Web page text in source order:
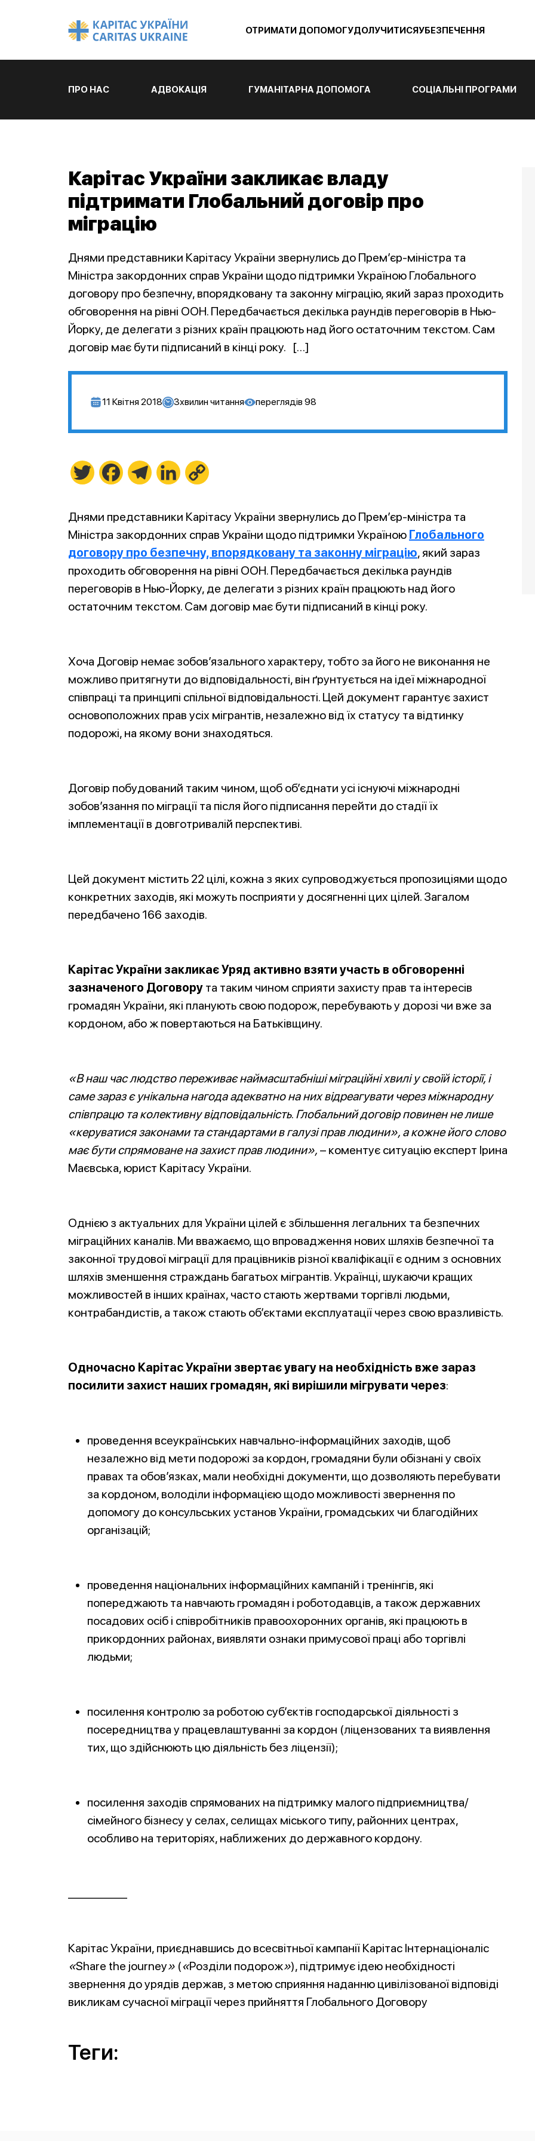
ОТРИМАТИ ДОПОМОГУДОЛУЧИТИСЯУБЕЗПЕЧЕННЯ
ПРО НАС АДВОКАЦІЯ ГУМАНІТАРНА ДОПОМОГА СОЦІАЛЬНІ ПРОГРАМИ
Карітас України закликає владу
підтримати Глобальний договір про
міграцію
Днями представники Карітасу України звернулись до Прем’єр-міністра та
Міністра закордонних справ України щодо підтримки Україною Глобального
договору про безпечну, впорядковану та законну міграцію, який зараз проходить
обговорення на рівні ООН. Передбачається декілька раундів переговорів в Нью-
Йорку, де делегати з різних країн працюють над його остаточним текстом. Сам
договір має бути підписаний в кінці року. […]
11 Квітня 2018 3хвилин читання переглядів 98
Twitter FacebookTelegramLinkedIn
Днями представники Карітасу України звернулись до Прем’єр-міністра та
Міністра закордонних справ України щодо підтримки Україною Глобального
договору про безпечну, впорядковану та законну міграцію, який зараз
проходить обговорення на рівні ООН. Передбачається декілька раундів
переговорів в Нью-Йорку, де делегати з різних країн працюють над його
остаточним текстом. Сам договір має бути підписаний в кінці року.
Хоча Договір немає зобов’язального характеру, тобто за його не виконання не
можливо притягнути до відповідальності, він ґрунтується на ідеї міжнародної
співпраці та принципі спільної відповідальності. Цей документ гарантує захист
основоположних прав усіх мігрантів, незалежно від їх статусу та відтинку
подорожі, на якому вони знаходяться.
Договір побудований таким чином, щоб об’єднати усі існуючі міжнародні
зобов’язання по міграції та після його підписання перейти до стадії їх
імплементації в довготривалій перспективі.
Цей документ містить 22 цілі, кожна з яких супроводжується пропозиціями щодо
конкретних заходів, які можуть посприяти у досягненні цих цілей. Загалом
передбачено 166 заходів.
Карітас України закликає Уряд активно взяти участь в обговоренні
зазначеного Договору та таким чином сприяти захисту прав та інтересів
громадян України, які планують свою подорож, перебувають у дорозі чи вже за
кордоном, або ж повертаються на Батьківщину.
«В наш час людство переживає наймасштабніші міграційні хвилі у своїй історії, і
саме зараз є унікальна нагода адекватно на них відреагувати через міжнародну
співпрацю та колективну відповідальність. Глобальний договір повинен не лише
«керуватися законами та стандартами в галузі прав людини», а кожне його слово
має бути спрямоване на захист прав людини», – коментує ситуацію експерт Ірина
Маєвська, юрист Карітасу України.
Однією з актуальних для України цілей є збільшення легальних та безпечних
міграційних каналів. Ми вважаємо, що впровадження нових шляхів безпечної та
законної трудової міграції для працівників різної кваліфікації є одним з основних
шляхів зменшення страждань багатьох мігрантів. Українці, шукаючи кращих
можливостей в інших країнах, часто стають жертвами торгівлі людьми,
контрабандистів, а також стають об’єктами експлуатації через свою вразливість.
Одночасно Карітас України звертає увагу на необхідність вже зараз
посилити захист наших громадян, які вирішили мігрувати через:
проведення всеукраїнських навчально-інформаційних заходів, щоб
незалежно від мети подорожі за кордон, громадяни були обізнані у своїх
правах та обов’язках, мали необхідні документи, що дозволяють перебувати
за кордоном, володіли інформацією щодо можливості звернення по
допомогу до консульських установ України, громадських чи благодійних
організацій;
проведення національних інформаційних кампаній і тренінгів, які
попереджають та навчають громадян і роботодавців, а також державних
посадових осіб і співробітників правоохоронних органів, які працюють в
прикордонних районах, виявляти ознаки примусової праці або торгівлі
людьми;
посилення контролю за роботою суб’єктів господарської діяльності з
посередництва у працевлаштуванні за кордон (ліцензованих та виявлення
тих, що здійснюють цю діяльність без ліцензії);
посилення заходів спрямованих на підтримку малого підприємництва/
сімейного бізнесу у селах, селищах міського типу, районних центрах,
особливо на територіях, наближених до державного кордону.
Карітас України, приєднавшись до всесвітньої кампанії Карітас Інтернаціоналіс
«Share the journey» («Розділи подорож»), підтримує ідею необхідності
звернення до урядів держав, з метою сприяння наданню цивілізованої відповіді
викликам сучасної міграції через прийняття Глобального Договору
Теги: